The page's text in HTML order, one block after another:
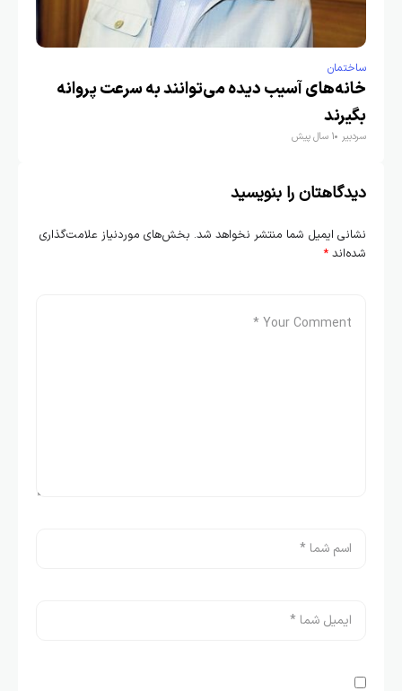
ساختمان
خانه‌های آسیب دیده می‌توانند به سرعت پروانه
بگیرند
سردبیر 1 سال پیش
دیدگاهتان را بنویسید
نشانی ایمیل شما منتشر نخواهد شد. بخش‌های موردنیاز علامت‌گذاری
شده‌اند *